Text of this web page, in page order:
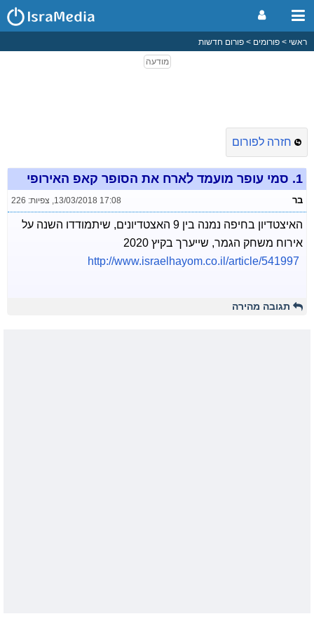
ראשי פורומים פורום חדשות
חזרה לפורום
1. סמי עופר מועמד לארח את הסופר קאפ האירופי
בר 13/03/2018 17:08
, צפיות: 226
האיצטדיון בחיפה נמנה בין 9 האצטדיונים, שיתמודדו השנה על
אירוח משחק הגמר, שייערך בקיץ 2020
http://www.israelhayom.co.il/article/541997
תגובה מהירה